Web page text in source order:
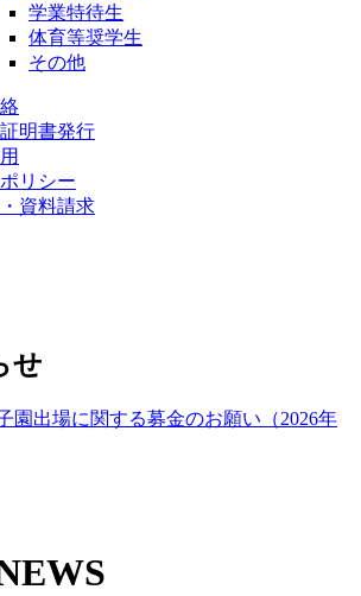
学業特待生
体育等奨学生
その他
明書発行
リシー
資料請求
せ
園出場に関する募金のお願い（2026年